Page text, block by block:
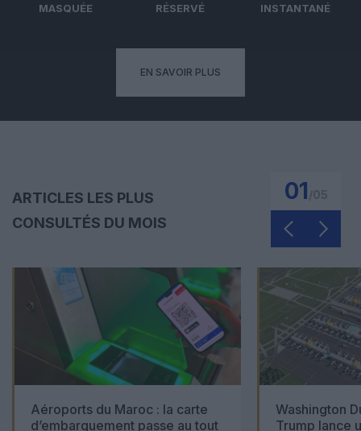
MASQUÉE
RÉSERVÉ
INSTANTANÉ
EN SAVOIR PLUS
ARTICLES LES PLUS
CONSULTÉS DU MOIS
01
Aéroports du Maroc : la carte
d’embarquement passe au tout
Washington
Trump lance